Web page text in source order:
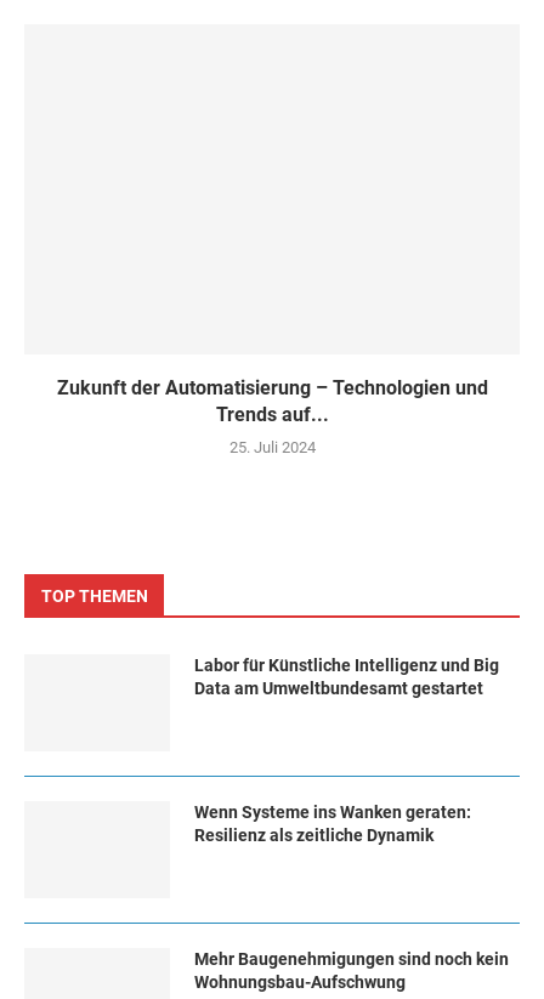
Zukunft der Automatisierung – Technologien und
Trends auf...
25. Juli 2024
TOP THEMEN
Labor für Künstliche Intelligenz und Big
Data am Umweltbundesamt gestartet
Wenn Systeme ins Wanken geraten:
Resilienz als zeitliche Dynamik
Mehr Baugenehmigungen sind noch kein
Wohnungsbau-Aufschwung